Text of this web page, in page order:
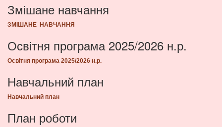
Змішане навчання
ЗМІШАНЕ НАВЧАННЯ
Освітня програма 2025/2026 н.р.
Освітня програма 2025/2026 н.р.
Навчальний план
Навчальний план
План роботи